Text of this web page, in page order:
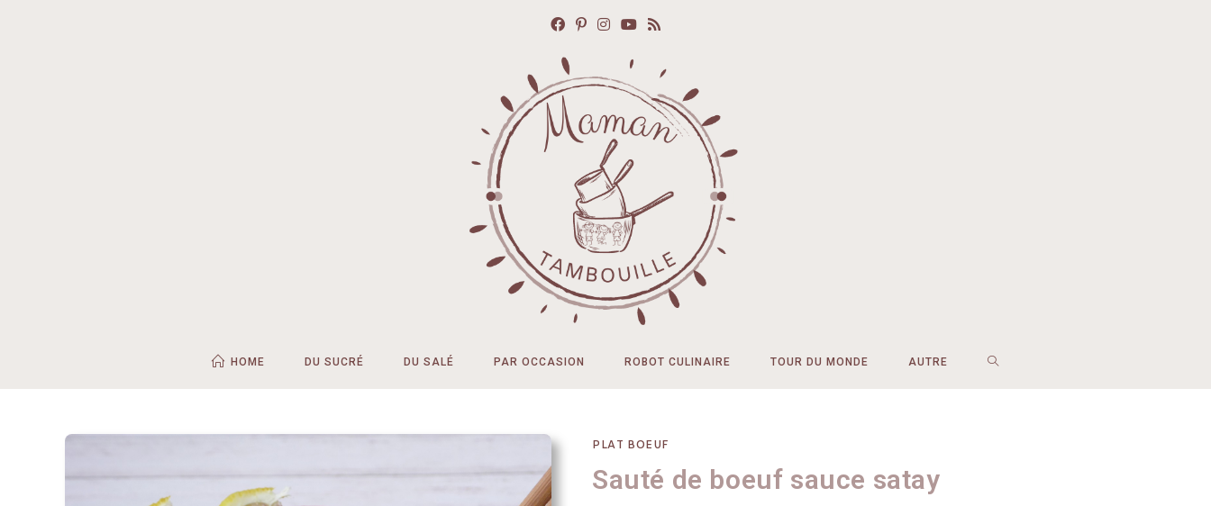
HOME DU SUCRÉ DU SALÉ PAR OCCASION ROBOT CULINAIRE TOUR DU MONDE AUTRE
PLAT BOEUF
Sauté de boeuf sauce satay